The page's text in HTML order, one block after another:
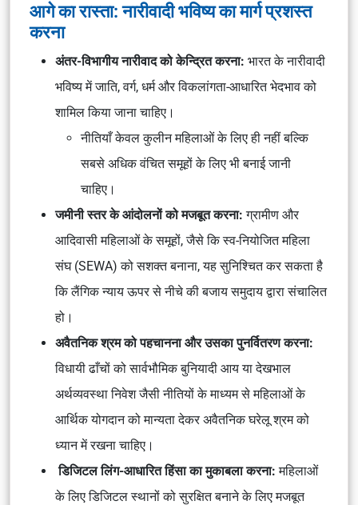
आगे का रास्ता: नारीवादी भविष्य का मार्ग प्रशस्त
करना
अंतर-विभागीय नारीवाद को केन्द्रित करना: भारत के नारीवादी
भविष्य में जाति, वर्ग, धर्म और विकलांगता-आधारित भेदभाव को
शामिल किया जाना चाहिए।
नीतियाँ केवल कुलीन महिलाओं के लिए ही नहीं बल्कि
सबसे अधिक वंचित समूहों के लिए भी बनाई जानी
चाहिए।
जमीनी स्तर के आंदोलनों को मजबूत करना: ग्रामीण और
आदिवासी महिलाओं के समूहों, जैसे कि स्व-नियोजित महिला
संघ (SEWA) को सशक्त बनाना, यह सुनिश्चित कर सकता है
कि लैंगिक न्याय ऊपर से नीचे की बजाय समुदाय द्वारा संचालित
हो।
अवैतनिक श्रम को पहचानना और उसका पुनर्वितरण करना:
विधायी ढाँचों को सार्वभौमिक बुनियादी आय या देखभाल
अर्थव्यवस्था निवेश जैसी नीतियों के माध्यम से महिलाओं के
आर्थिक योगदान को मान्यता देकर अवैतनिक घरेलू श्रम को
ध्यान में रखना चाहिए।
डिजिटल लिंग-आधारित हिंसा का मुकाबला करना:महिलाओं
के लिए डिजिटल स्थानों को सुरक्षित बनाने के लिए मजबूत